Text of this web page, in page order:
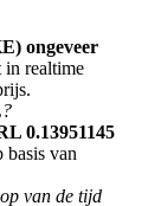
te ontvangen
ongeveer
in realtime
0.13951145
basis van
van de tijd